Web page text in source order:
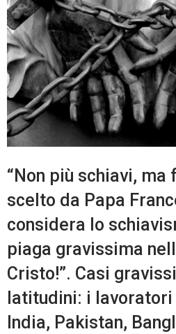
“Non più schiavi,
scelto da Papa
considera lo
piaga gravissima
Cristo!”. Casi
latitudini: i
India, Pakistan,